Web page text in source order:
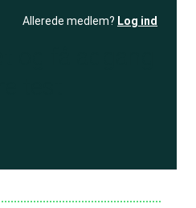
Allerede medlem? Log ind